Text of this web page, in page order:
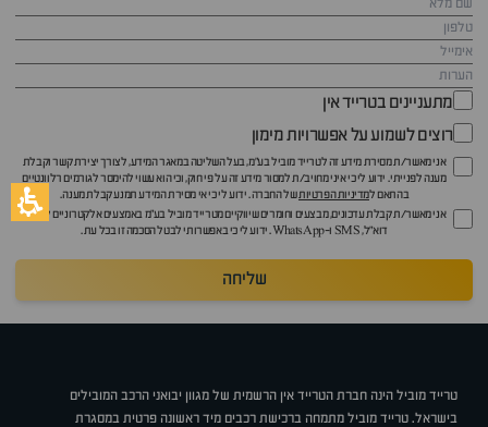
מתעניינים בטרייד אין
רוצים לשמוע על אפשרויות מימון
אני מאשר/ת מסירת מידע זה לטרייד מוביל בע"מ, בעל השליטה במאגר המידע, לצורך יצירת קשר וקבלת
מענה לפנייתי. ידוע לי כי איני מחויב/ת למסור מידע זה על פי חוק, וכי הוא עשוי להימסר לגורמים רלוונטיים
בהתאם למדיניות הפרטיותשל החברה. ידוע לי כי אי מסירת המידע תמנע קבלת מענה.
אני מאשר/ת קבלת עדכונים, מבצעים וחומרים שיווקיים מטרייד מוביל בע"מ באמצעים אלקטרוניים לרבות
דוא״ל, SMS ו-WhatsApp. ידוע לי כי באפשרותי לבטל הסכמה זו בכל עת.
שליחה
טרייד מוביל הינה חברת הטרייד אין הרשמית של מגוון יבואני הרכב המובילים
בישראל. טרייד מוביל מתמחה ברכישת רכבים מיד ראשונה פרטית במסגרת